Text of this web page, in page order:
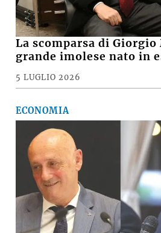
La scomparsa di
grande imolese nato in
5 LUGLIO 2026
ECONOMIA